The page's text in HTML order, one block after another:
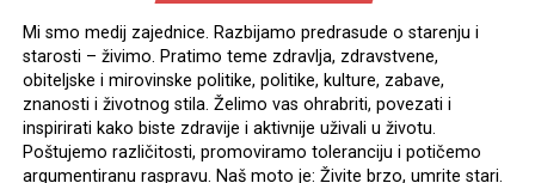
Mi smo medij zajednice. Razbijamo predrasude o starenju i
starosti – živimo. Pratimo teme zdravlja, zdravstvene,
obiteljske i mirovinske politike, politike, kulture, zabave,
znanosti i životnog stila. Želimo vas ohrabriti, povezati i
inspirirati kako biste zdravije i aktivnije uživali u životu.
Poštujemo različitosti, promoviramo toleranciju i potičemo
argumentiranu raspravu. Naš moto je: Živite brzo, umrite stari.